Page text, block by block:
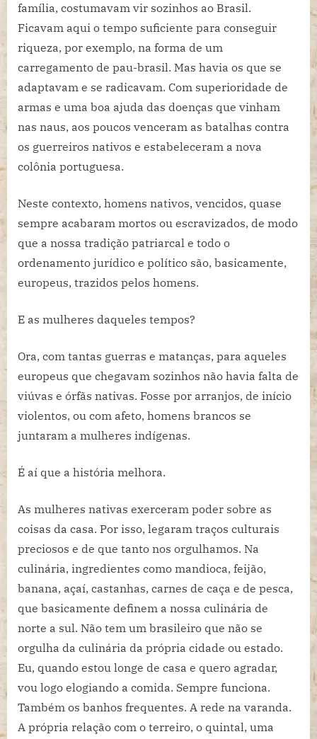
família, costumavam vir sozinhos ao Brasil.
Ficavam aqui o tempo suficiente para conseguir
riqueza, por exemplo, na forma de um
carregamento de pau-brasil. Mas havia os que se
adaptavam e se radicavam. Com superioridade de
armas e uma boa ajuda das doenças que vinham
nas naus, aos poucos venceram as batalhas contra
os guerreiros nativos e estabeleceram a nova
colônia portuguesa.
Neste contexto, homens nativos, vencidos, quase
sempre acabaram mortos ou escravizados, de modo
que a nossa tradição patriarcal e todo o
ordenamento jurídico e político são, basicamente,
europeus, trazidos pelos homens.
E as mulheres daqueles tempos?
Ora, com tantas guerras e matanças, para aqueles
europeus que chegavam sozinhos não havia falta de
viúvas e órfãs nativas. Fosse por arranjos, de início
violentos, ou com afeto, homens brancos se
juntaram a mulheres indígenas.
É aí que a história melhora.
As mulheres nativas exerceram poder sobre as
coisas da casa. Por isso, legaram traços culturais
preciosos e de que tanto nos orgulhamos. Na
culinária, ingredientes como mandioca, feijão,
banana, açaí, castanhas, carnes de caça e de pesca,
que basicamente definem a nossa culinária de
norte a sul. Não tem um brasileiro que não se
orgulha da culinária da própria cidade ou estado.
Eu, quando estou longe de casa e quero agradar,
vou logo elogiando a comida. Sempre funciona.
Também os banhos frequentes. A rede na varanda.
A própria relação com o terreiro, o quintal, uma